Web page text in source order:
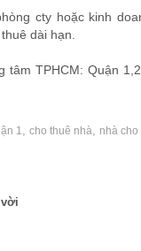
cty hoặc kinh
dài hạn.
tâm TPHCM: Quận
1 cho thuê nhà nhà cho